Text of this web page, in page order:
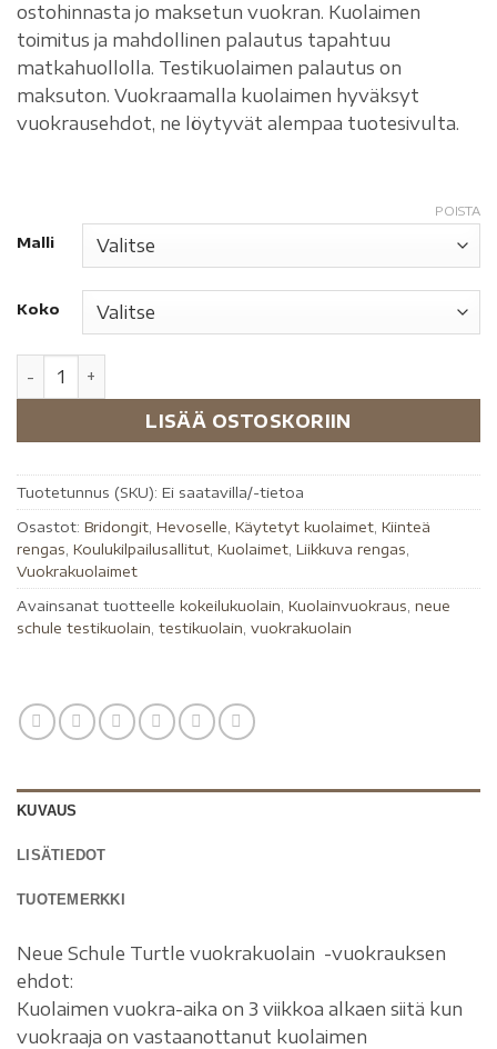
ostohinnasta jo maksetun vuokran. Kuolaimen
toimitus ja mahdollinen palautus tapahtuu
matkahuollolla. Testikuolaimen palautus on
maksuton. Vuokraamalla kuolaimen hyväksyt
vuokrausehdot, ne löytyvät alempaa tuotesivulta.
Malli
Koko
POISTA
LISÄÄ OSTOSKORIIN
Tuotetunnus (SKU): Ei saatavilla/-tietoa
Osastot: Bridongit Hevoselle Käytetyt kuolaimet Kiinteä
rengas Koulukilpailusallitut Kuolaimet Liikkuva rengas
Vuokrakuolaimet
Avainsanat tuotteelle kokeilukuolain Kuolainvuokraus neue
schule testikuolain testikuolain vuokrakuolain
KUVAUS
LISÄTIEDOT
TUOTEMERKKI
Neue Schule Turtle vuokrakuolain -vuokrauksen
ehdot:
Kuolaimen vuokra-aika on 3 viikkoa alkaen siitä kun
vuokraaja on vastaanottanut kuolaimen